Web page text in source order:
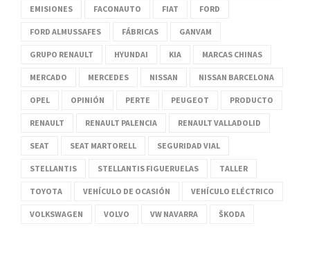
EMISIONES FACONAUTO FIAT FORD
FORD ALMUSSAFES FÁBRICAS GANVAM
GRUPO RENAULT HYUNDAI KIA MARCAS CHINAS
MERCADO MERCEDES NISSAN NISSAN BARCELONA
OPEL OPINIÓN PERTE PEUGEOT PRODUCTO
RENAULT RENAULT PALENCIA RENAULT VALLADOLID
SEAT SEAT MARTORELL SEGURIDAD VIAL
STELLANTIS STELLANTIS FIGUERUELAS TALLER
TOYOTA VEHÍCULO DE OCASIÓN VEHÍCULO ELÉCTRICO
VOLKSWAGEN VOLVO VW NAVARRA ŠKODA